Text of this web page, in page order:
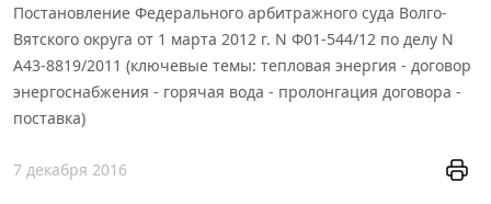
Постановление Федерального арбитражного суда Волго-
Вятского округа от 1 марта 2012 г. N Ф01-544/12 по делу N
А43-8819/2011 (ключевые темы: тепловая энергия - договор
энергоснабжения - горячая вода - пролонгация договора -
поставка)
7 декабря 2016